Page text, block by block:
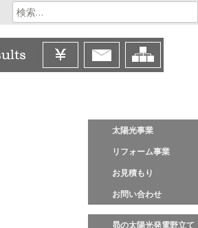
太陽光事業
リフォーム事業
お見積もり
お問い合わせ
昴の太陽光発電野立て
検
索: